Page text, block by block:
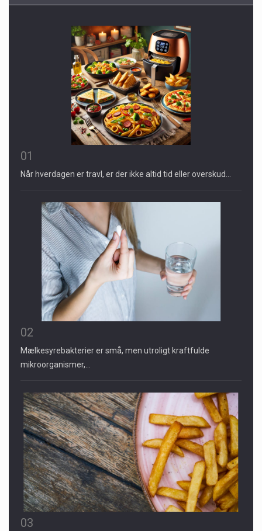
01
Når hverdagen er travl, er der ikke altid tid eller overskud…
02
Mælkesyrebakterier er små, men utroligt kraftfulde
mikroorganismer,…
03